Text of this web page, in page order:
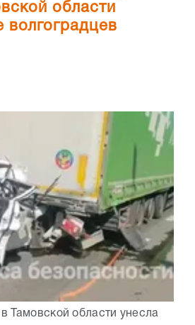
области
волгоградцев
Тамовской области унесла